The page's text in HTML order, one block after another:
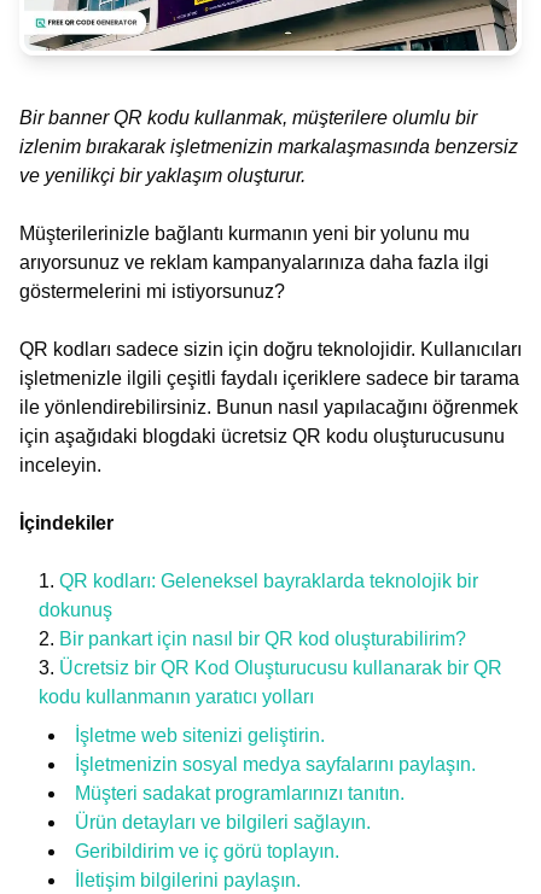
Bir banner QR kodu kullanmak, müşterilere olumlu bir
izlenim bırakarak işletmenizin markalaşmasında benzersiz
ve yenilikçi bir yaklaşım oluşturur.
Müşterilerinizle bağlantı kurmanın yeni bir yolunu mu
arıyorsunuz ve reklam kampanyalarınıza daha fazla ilgi
göstermelerini mi istiyorsunuz?
QR kodları sadece sizin için doğru teknolojidir. Kullanıcıları
işletmenizle ilgili çeşitli faydalı içeriklere sadece bir tarama
ile yönlendirebilirsiniz. Bunun nasıl yapılacağını öğrenmek
için aşağıdaki blogdaki ücretsiz QR kodu oluşturucusunu
inceleyin.
İçindekiler
QR kodları: Geleneksel bayraklarda teknolojik bir
dokunuş
Bir pankart için nasıl bir QR kod oluşturabilirim?
Ücretsiz bir QR Kod Oluşturucusu kullanarak bir QR
kodu kullanmanın yaratıcı yolları
İşletme web sitenizi geliştirin.
İşletmenizin sosyal medya sayfalarını paylaşın.
Müşteri sadakat programlarınızı tanıtın.
Ürün detayları ve bilgileri sağlayın.
Geribildirim ve iç görü toplayın.
İletişim bilgilerini paylaşın.